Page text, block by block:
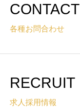
CONTACT
各種お問合わせ
RECRUIT
求人採用情報